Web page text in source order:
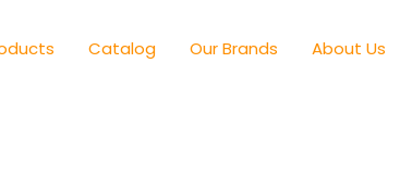
Catalog Our Brands About Us